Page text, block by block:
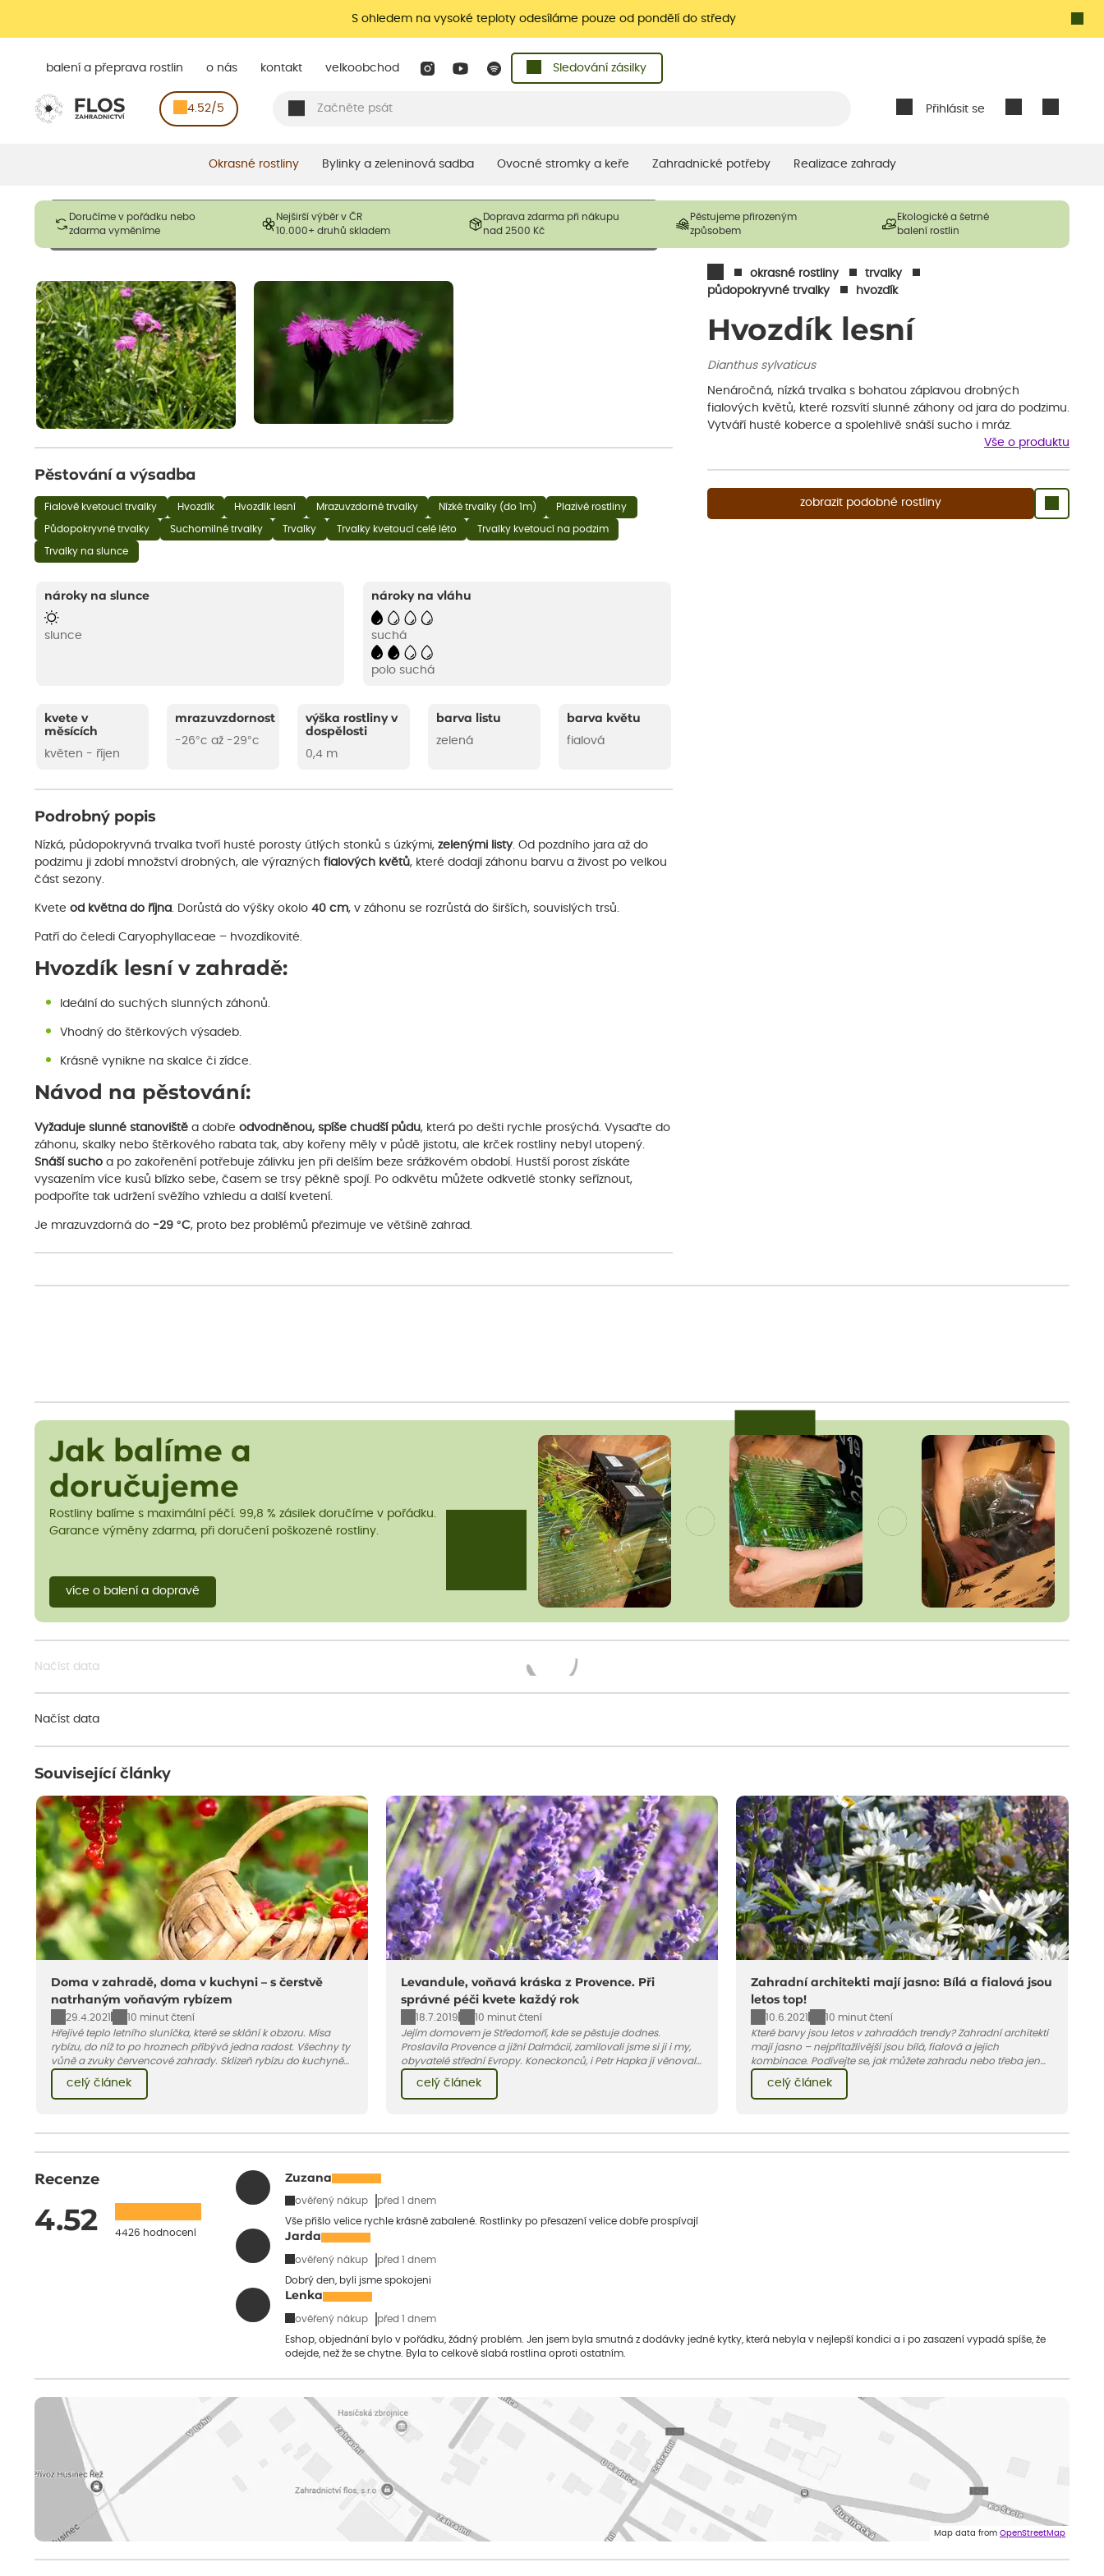
S ohledem na vysoké teploty odesíláme pouze od pondělí do středy
Přihlásit se
balení a přeprava rostlin o nás kontakt velkoobchod Sledování zásilky
4.52/5
Okrasné rostliny Bylinky a zeleninová sadba Ovocné stromky a keře Zahradnické potřeby Realizace zahrady
Doručíme v pořádku nebo
zdarma vyměníme
Nejširší výběr v ČR
10.000+ druhů skladem
Doprava zdarma při nákupu
nad 2500 Kč
Pěstujeme přirozeným
způsobem
Ekologické a šetrné
balení rostlin
okrasné rostliny
trvalky
půdopokryvné trvalky
hvozdík
Hvozdík lesní
Dianthus sylvaticus
Nenáročná, nízká trvalka s bohatou záplavou drobných
fialových květů, které rozsvítí slunné záhony od jara do podzimu.
Vytváří husté koberce a spolehlivě snáší sucho i mráz.
Vše o produktu
zobrazit podobné rostliny
Obrázky slouží pouze pro ilustrační účely a mají reprezentovat prodávané produkty. V závislosti na sezónnosti mohou být
opadavé rostliny dodávány v dormantním stavu a bez listů. Rostliny mohou být také sestřiženy níže, než je uvedená
Pěstování a výsadba
Fialově kvetoucí trvalky Hvozdík Hvozdík lesní Mrazuvzdorné trvalky Nízké trvalky (do 1m) Plazivé rostliny
Půdopokryvné trvalky Suchomilné trvalky Trvalky Trvalky kvetoucí celé léto Trvalky kvetoucí na podzim
Trvalky na slunce
nároky na slunce
slunce
nároky na vláhu
suchá
polo suchá
kvete v
měsících
květen - říjen
mrazuvzdornost
-26°c až -29°c
výška rostliny v
dospělosti
0,4 m
barva listu
zelená
barva květu
fialová
Podrobný popis
Nízká, půdopokryvná trvalka tvoří husté porosty útlých stonků s úzkými, zelenými listy. Od pozdního jara až do
podzimu ji zdobí množství drobných, ale výrazných fialových květů, které dodají záhonu barvu a živost po velkou
část sezony.
Kvete od května do října. Dorůstá do výšky okolo 40 cm, v záhonu se rozrůstá do širších, souvislých trsů.
Patří do čeledi Caryophyllaceae – hvozdíkovité.
Hvozdík lesní v zahradě:
Ideální do suchých slunných záhonů.
Vhodný do štěrkových výsadeb.
Krásně vynikne na skalce či zídce.
Návod na pěstování:
Vyžaduje slunné stanoviště a dobře odvodněnou, spíše chudší půdu, která po dešti rychle prosýchá. Vysaďte do
záhonu, skalky nebo štěrkového rabata tak, aby kořeny měly v půdě jistotu, ale krček rostliny nebyl utopený.
Snáší sucho a po zakořenění potřebuje zálivku jen při delším beze srážkovém období. Hustší porost získáte
vysazením více kusů blízko sebe, časem se trsy pěkně spojí. Po odkvětu můžete odkvetlé stonky seříznout,
podpoříte tak udržení svěžího vzhledu a další kvetení.
Je mrazuvzdorná do -29 °C, proto bez problémů přezimuje ve většině zahrad.
Jak balíme a
doručujeme
Rostliny balíme s maximální péčí. 99,8 % zásilek doručíme v pořádku.
Garance výměny zdarma, při doručení poškozené rostliny.
více o balení a dopravě
Načíst data
Načíst data
Související články
Doma v zahradě, doma v kuchyni – s čerstvě
natrhaným voňavým rybízem
29.4.2021
10 minut čtení
Hřejivé teplo letního sluníčka, které se sklání k obzoru. Mísa
rybízu, do níž to po hroznech přibývá jedna radost. Všechny ty
vůně a zvuky červencové zahrady. Sklizeň rybízu do kuchyně
vnese neuvěřitelný klid a radost. A taky trochu bezstarostnosti
dětství při mlsání babiččina drobenkového koláče s rybízem.
celý článek
Levandule, voňavá kráska z Provence. Při
správné péči kvete každý rok
18.7.2019
10 minut čtení
Jejím domovem je Středomoří, kde se pěstuje dodnes.
Proslavila Provence a jižní Dalmácii, zamilovali jsme si ji i my,
obyvatelé střední Evropy. Koneckonců, i Petr Hapka jí věnoval
slavnou písničku – Levandulovou zná v podání zpěvačky
Hany Hegerové nejspíše každý...
celý článek
Zahradní architekti mají jasno: Bílá a fialová jsou
letos top!
10.6.2021
10 minut čtení
Které barvy jsou letos v zahradách trendy? Zahradní architekti
mají jasno – nejpřitažlivější jsou bílá, fialová a jejich
kombinace. Podívejte se, jak můžete zahradu nebo třeba jen
jeden záhon, terasu či balkon do bílo-fialových tónů
obléknout i vy.
celý článek
Recenze
4.52 4426 hodnocení
Zuzana
ověřený nákup před 1 dnem
Vše přišlo velice rychle krásně zabalené. Rostlinky po přesazení velice dobře prospívají
Jarda
ověřený nákup před 1 dnem
Dobrý den, byli jsme spokojeni
Lenka
ověřený nákup před 1 dnem
Eshop, objednání bylo v pořádku, žádný problém. Jen jsem byla smutná z dodávky jedné kytky, která nebyla v nejlepší kondici a i po zasazení vypadá spíše, že
odejde, než že se chytne. Byla to celkově slabá rostlina oproti ostatním.
Map data from OpenStreetMap